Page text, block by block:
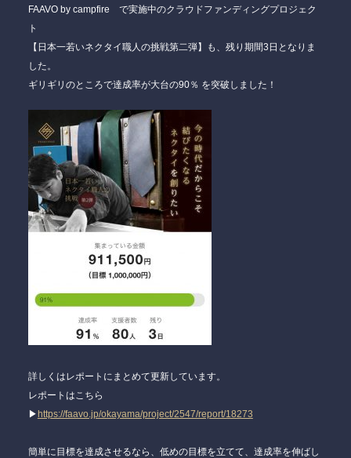
FAAVO by campfire で実施中のクラウドファンディングプロジェク
ト
【日本一若いネクタイ職人の挑戦第二弾】も、残り期間3日となりま
した。
ギリギリのところで達成率が大台の90％ を突破しました！
詳しくはレポートにまとめて更新しています。
レポートはこちら
▶https://faavo.jp/okayama/project/2547/report/18273
簡単に目標を達成させるなら、低めの目標を立てて、達成率を伸ばし